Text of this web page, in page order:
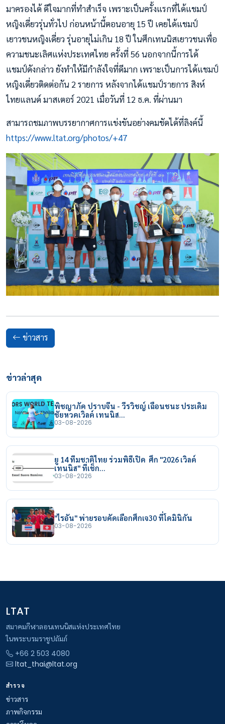
มาครองได้ ดีใจมากที่ทำสำเร็จ เพราะเป็นครั้งแรกที่ได้แชมป์
หญิงเดี่ยวรุ่นทั่วไป ก่อนหน้านี้ตอนอายุ 15 ปี เคยได้แชมป์
เยาวชนหญิงเดี่ยว รุ่นอายุไม่เกิน 18 ปี ในศึกเทนนิสเยาวชนเพื่อ
ความชนะเลิศแห่งประเทศไทย ครั้งที่ 56 นอกจากนี้การได้
แชมป์ดังกล่าว ยังทำให้มีกำลังใจที่ดีมาก เพราะเป็นการได้แชมป์
หญิงเดี่ยวติดต่อกัน 2 รายการ หลังจากได้แชมป์รายการ สิงห์
ไทยแลนด์ มาสเตอร์ 2021 เมื่อวันที่ 12 ธ.ค. ที่ผ่านมา
สามารถชมภาพบรรยากาศการแข่งขันอย่างคมชัดได้ที่ลิงค์นี้
https://www.ltat.org/photos/+47
ข่าวสาร
ข่าวล่าสุด
พิชญาภัค ปราบจีน - วีรวิชญ์ เฉือนชนะ ประเดิม
ชัยหวดเวิลด์ เทนนิส…
03-08-2026
ยู 14 ทีมชาติไทย ร่วมพิธีเปิด ศึก "2026 เวิลด์
เทนนิส" ที่เช็ก…
03-08-2026
"ไรอัน" พ่ายรอบคัดเลือกศึกเจ30 ที่โดมินิกัน
03-08-2026
LTAT
สมาคมกีฬาลอนเทนนิสแห่งประเทศไทย
ในพระบรมราชูปถัมภ์
+66 2 503 4080
ltat_thai@ltat.org
สำรวจ
ข่าวสาร
ภาพกิจกรรม